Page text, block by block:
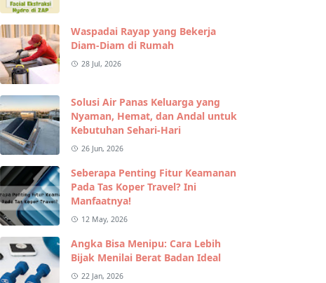
Waspadai Rayap yang Bekerja
Diam-Diam di Rumah
28 Jul, 2026
Solusi Air Panas Keluarga yang
Nyaman, Hemat, dan Andal untuk
Kebutuhan Sehari-Hari
26 Jun, 2026
Seberapa Penting Fitur Keamanan
Pada Tas Koper Travel? Ini
Manfaatnya!
12 May, 2026
Angka Bisa Menipu: Cara Lebih
Bijak Menilai Berat Badan Ideal
22 Jan, 2026